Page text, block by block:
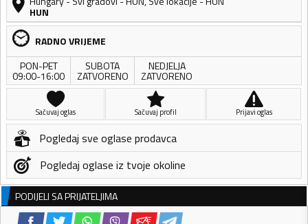
HUN
RADNO VRIJEME
PON-PET
09:00-16:00
SUBOTA
ZATVORENO
NEDJELJA
ZATVORENO
Sačuvaj oglas Sačuvaj profil Prijavi oglas
Pogledaj sve oglase prodavca
Pogledaj oglase iz tvoje okoline
PODIJELI SA PRIJATELJIMA